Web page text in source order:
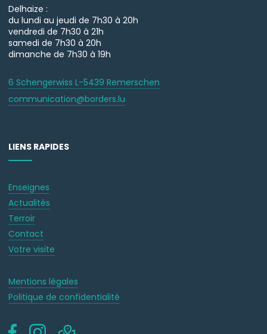
Delhaize :
du lundi au jeudi de 7h30 à 20h
vendredi de 7h30 à 21h
samedi de 7h30 à 20h
dimanche de 7h30 à 19h
6 Schengerwiss L-5439 Remerschen
communication@borders.lu
LIENS RAPIDES
Enseignes
Actualités
Terroir
Contact
Votre visite
Mentions légales
Politique de confidentialité